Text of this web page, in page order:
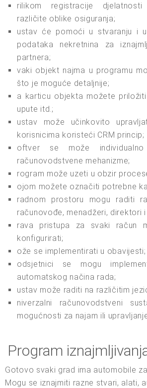
rilikom registracije
različite oblike osiguranja;
ustav će pomoći u stvaranju i
podataka nekretnina za
partnera;
vaki objekt najma u programu
što je moguće detaljnije;
a karticu objekta možete
upute itd.;
ustav može učinkovito
korisnicima koristeći CRM princip;
oftver se može
računovodstvene mehanizme;
rogram može uzeti u obzir
ojom možete označiti potrebne
radnom prostoru mogu raditi
računovođe, menadžeri, direktori i
rava pristupa za svaki račun
konfigurirati;
ože se implementirati u obavijesti;
odsjetnici se mogu
automatskog načina rada;
ustav može raditi na različitim
niverzalni računovodstveni
mogućnosti za najam ili
Program
Gotovo svaki grad ima automobile za
Mogu se iznajmiti razne stvari, alati,